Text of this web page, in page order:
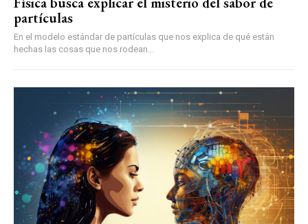
partículas
En el modelo estándar de partículas que nos explica de qué están
hechas las cosas que nos rodean...